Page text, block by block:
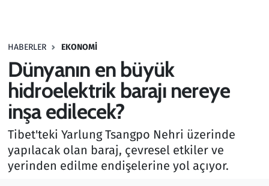
HABERLER EKONOMI
Dünyanın en büyük
hidroelektrik barajı nereye
inşa edilecek?
Tibet'teki Yarlung Tsangpo Nehri üzerinde
yapılacak olan baraj, çevresel etkiler ve
yerinden edilme endişelerine yol açıyor.
Haber
Kültür Sanat
Kurumsal Haberler
Lezzet Durağı
Memur ve Kamu